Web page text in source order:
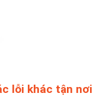
lỗi khác tận nơi